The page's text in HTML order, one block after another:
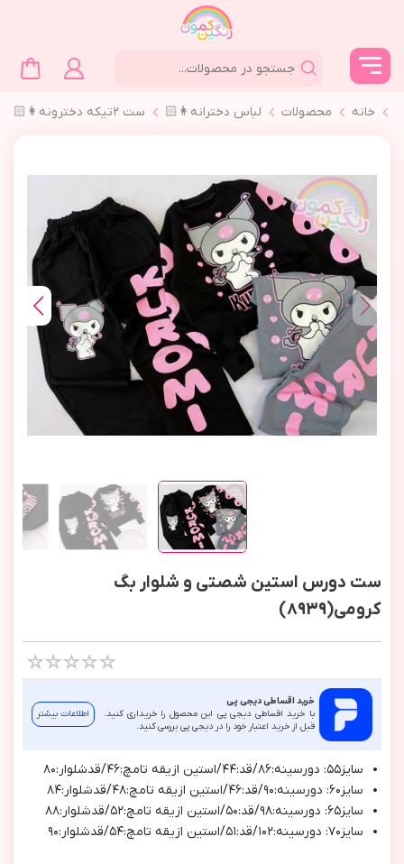
خانه محصولات لباس دخترانه👩🏻 ست ٢تیکه دخترونه👩🏻
ست دورس استین شصتی و شلوار بگ
کرومی(8939)
خرید اقساطی دیجی پی
با خرید اقساطی دیجی پی این محصول را خریداری کنید.
قبل از خرید اعتبار خود را در دیجی پی بررسی کنید.
اطلاعات بیشتر
سايز٥٥: دورسينه:٨٦/قد:٤٤/استين ازيقه تامچ:٤٦/قدشلوار:٨٠
سايز٦٠: دورسينه:٩٠/قد:٤٦/استين ازيقه تامچ:٤٨/قدشلوار:٨٤
سايز٦٥: دورسينه:٩٨/قد:٥٠/استين ازيقه تامچ:٥٢/قدشلوار:٨٨
سايز٧٠: دورسينه:١٠٢/قد:٥١/استين ازيقه تامچ:٥٤/قدشلوار:٩٠